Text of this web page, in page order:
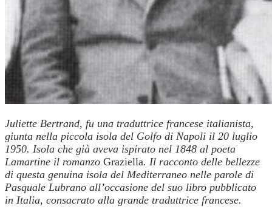
Juliette Bertrand, fu una traduttrice francese italianista,
giunta nella piccola isola del Golfo di Napoli il 20 luglio
1950. Isola che già aveva ispirato nel 1848 al poeta
Lamartine il romanzo Graziella. Il racconto delle bellezze
di questa genuina isola del Mediterraneo nelle parole di
Pasquale Lubrano all’occasione del suo libro pubblicato
in Italia, consacrato alla grande traduttrice francese.